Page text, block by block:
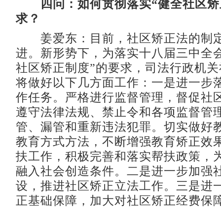
四问：如何贯彻落实“健全社区
求？
姜爱东：目前，社区矫正法的制
进。新形势下，为落实十八届三中全
社区矫正制度”的要求，司法行政机
将做好以下几方面工作：一是进一步
作任务。严格进行监督管理，督促社
遵守法律法规、禁止令和各项监督管
管、漏管和重新违法犯罪。切实做好
教育方式方法，不断增强教育矫正效
扶工作，积极完善和落实帮扶政策，
融入社会创造条件。二是进一步加强
设，推进社区矫正立法工作。三是进
正基础保障，加大对社区矫正经费保